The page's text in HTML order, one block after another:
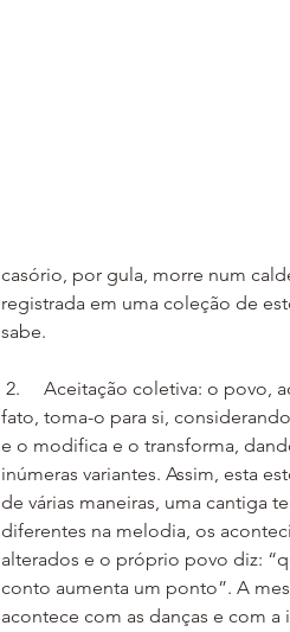
casório, por gula, morre num
registrada em uma coleção de
sabe.
fato, toma-o para si,
e o modifica e o transforma,
inúmeras variantes. Assim, esta
de várias maneiras, uma cantiga
diferentes na melodia, os
alterados e o próprio povo diz:
conto aumenta um ponto”. A
acontece com as danças e com a